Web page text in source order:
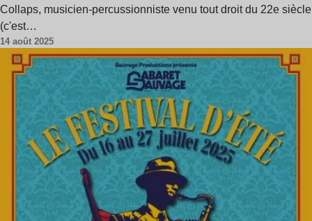
Collaps, musicien-percussionniste venu tout droit du 22e siècle
(c'est…
14 août 2025